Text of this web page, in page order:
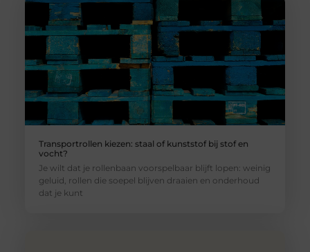
Transportrollen kiezen: staal of kunststof bij stof en
vocht?
Je wilt dat je rollenbaan voorspelbaar blijft lopen: weinig
geluid, rollen die soepel blijven draaien en onderhoud
dat je kunt